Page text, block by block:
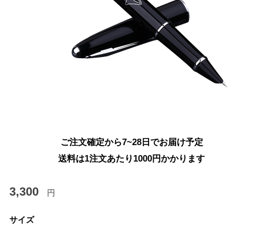
ご注文確定から7~28日でお届け予定
送料は1注文あたり 1000円かかります
3,300 円
サイズ